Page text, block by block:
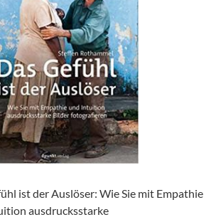
ist der Auslöser: Wie Sie mit Empathie
ausdrucksstarke